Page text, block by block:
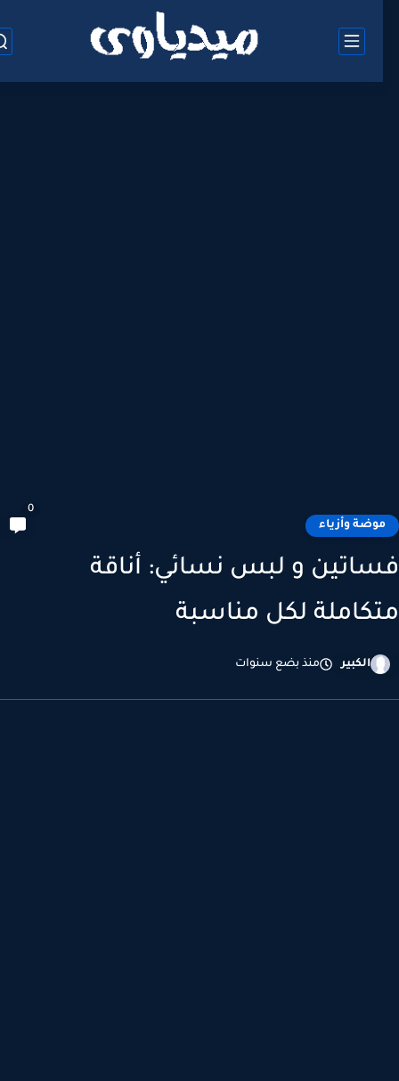
وأزياء
و لبس نسائي: أناقة
لكل مناسبة
الكبير منذ بضع سنوات